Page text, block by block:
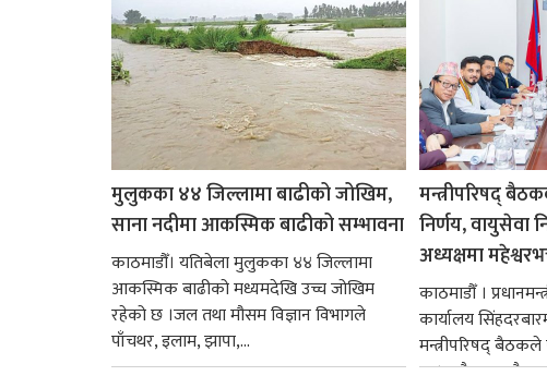
मुलुकका ४४ जिल्लामा बाढीको जोखिम,
साना नदीमा आकस्मिक बाढीको सम्भावना
काठमाडौँ। यतिबेला मुलुकका ४४ जिल्लामा
आकस्मिक बाढीको मध्यमदेखि उच्च जोखिम
रहेको छ ।जल तथा मौसम विज्ञान विभागले
पाँचथर, इलाम, झापा,...
मन्त्रीपरिषद्
निर्णय, वायुसेवा
अध्यक्षमा
काठमाडौँ ।
कार्यालय
मन्त्रीपरिषद् बैठकले
छ । यसैक्रममा